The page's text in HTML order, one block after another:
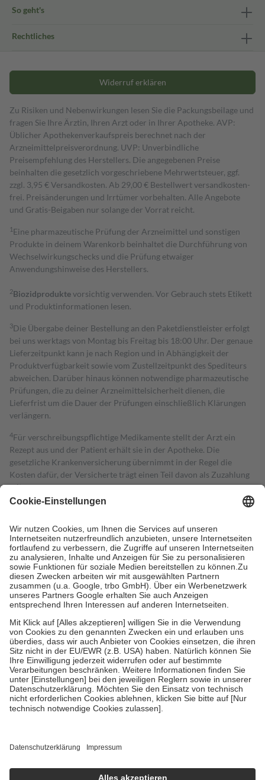
So geht's
Rechtliches
Widerruf erklären
Zu Risiken und Nebenwirkungen lesen Sie die Packungsbeilage und
fragen Sie Ihre Ärztin, Ihren Arzt oder in Ihrer Apotheke. AVP:
Üblicher Apothekenverkaufspreis berechnet nach der
Arzneimittelpreisverordnung. UVP: Unverbindliche
Preisempfehlung des Herstellers. Die angegebenen Preise
beinhalten die gesetzlich vorgeschriebene Mehrwertsteuer, ggf.
zzgl. 3,95 € Versandkosten. Ab 29,00 € Bestell­wert versand­kosten­
frei. Preisänderungen und Irrtümer vorbehalten. Alle Angebote
und Gratis-Beigaben nur solange der Vorrat reicht.
1 Eine pharmazeutische Prüfung der Arzneimittel und sonstigen
Produkte in deinem Warenkorb beinhaltet die Durchführung von
Wechselwirkungschecks und die Prüfung etwaiger
Anwendungshinweise des Herstellers.
2Biozidproduktevorsichtig verwenden. Vor Gebrauch stets Etikett
und Produktinformationen lesen.
3Die Übergabe deiner Bestellung an den Paketdienstleister erfolgt
bei uns werktags von Montag bis Freitag bis 18:00 Uhr. Der genaue
Lieferzeitpunkt kann je nach Region und in Abhängigkeit der
Produktverfügbarkeit sowie vom Zustellzeitpunkt des Spediteurs
abweichen. Darüber hinaus können notwendige pharmazeutische
Prüfungen, die zu deiner Arzneimittelsicherheit dienen, die
Lieferfrist um die Dauer der Prüfungen einschließlich Klärungen
verlängern.
4Für verschreibungspflichtige Medikamente stellt der Arzt ein
Rezept aus und der Patient erhält sie in der Apotheke. Die
gesetzliche Krankenversicherung übernimmt in der Regel die
Kosten dafür, der Versicherte trägt einen Teil davon als Zuzahlung
mit.
Grundsätzlich leisten Mitglieder Zuzahlungen in Höhe von zehn
höchstens zehn Euro.
Es sind jedoch nie mehr als die tatsächlichen
Kosten der Leistung zu entrichten.
Diese Regeln gelten grundsätzlich auch für Online-Apotheken.
Bei Heilmitteln und häuslicher Krankenpflege beträgt die
Zuzahlung zehn Prozent der Kosten sowie zehn Euro je
Verordnung.
Um das Engagement der Versicherten für ihre eigene Gesundheit zu
stärken und die besondere Stellung der Familie zu unterstützen,
fallenkeine Zuzahlungenan bei:
• Kindern und Jugendlichen bis zum vollendeten 18. Lebensjahr
mit Ausnahme der Fahrkosten
• Untersuchungen zur Vorsorge und Früherkennung, die von der
GKV getragen werden
• empfohlenen Schutzimpfungen
• Harn- und Blutteststreifen
getroffen, um sicherzustellen, dass es sich um echte Bewertungen
https://help.etrusted.com/hc/de/articles/4419944605341